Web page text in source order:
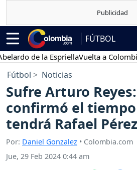
FÚTBOL
de la EspriellaVuelta a Colombia
Fútbol Noticias
Sufre Arturo
confirmó el
tendrá Rafael Pérez
Por: Daniel Gonzalez • Colombia.com
Jue, 29 Feb 2024 0:44 am